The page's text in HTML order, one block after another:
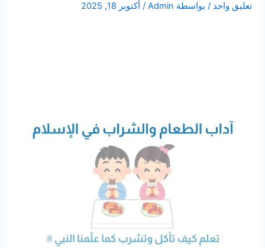
تعليق واحد / بواسطة Admin
/ أكتوبر 18, 2025